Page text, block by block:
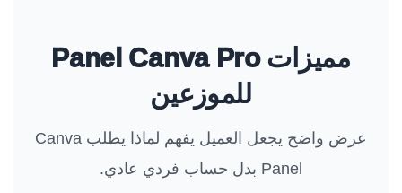
مميزات Panel Canva Pro
للموزعين
عرض واضح يجعل العميل يفهم لماذا يطلب Canva
Panel بدل حساب فردي عادي.